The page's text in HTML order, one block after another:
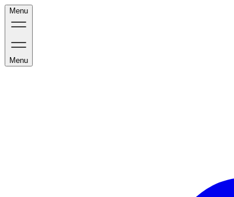
Menu
Menu